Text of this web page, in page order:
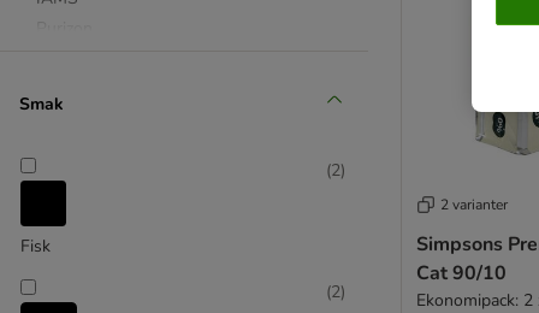
Whiskas
% Erbjudanden
Affinity Advance
Smak
Fisk
(2)
(2)
2 varianter
Simpsons
Cat 90/10
Ekonomipack: 2